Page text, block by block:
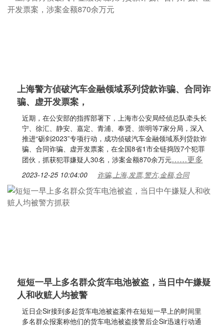
上海警方侦破汽车金融领域系列贷款诈骗、合同诈
骗、虚开发票案，
近期，在公安部的指挥部署下，上海市公安局经侦总队牵头长
宁、徐汇、静安、嘉定、青浦、奉贤、崇明等7家分局，深入
推进“砺剑2023”专项行动，成功侦破汽车金融领域系列贷款诈
骗、合同诈骗、虚开发票案，在全国8省1市全链捣毁7个犯罪
团伙，抓获犯罪嫌疑人30名，涉案金额870余万元……更多
2023-12-25 10:04:00 诈骗,上海,发票,警方,金额,合同
短短一早上多名群众货车电池被盗，当日中午嫌疑
人和收赃人均被警
近日企Sir接到多起货车电池被盗案件在短短一早上的时间里
多名群众报案称他们的货车电池被盗接警后企Sir迅速行动通